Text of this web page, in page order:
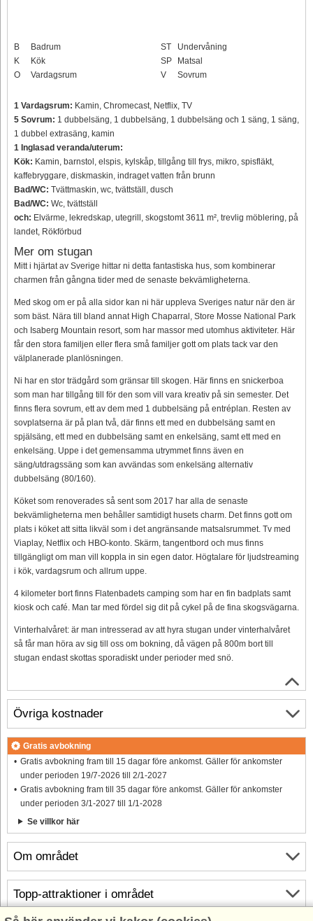
B
Badrum
K
Kök
O
Vardagsrum
ST
Undervåning
SP
Matsal
V
Sovrum
1 Vardagsrum: Kamin, Chromecast, Netflix, TV
5 Sovrum: 1 dubbelsäng, 1 dubbelsäng, 1 dubbelsäng och 1 säng, 1 säng,
1 dubbel extrasäng, kamin
1 Inglasad veranda/uterum:
Kök: Kamin, barnstol, elspis, kylskåp, tillgång till frys, mikro, spisfläkt,
kaffebryggare, diskmaskin, indraget vatten från brunn
Bad/WC: Tvättmaskin, wc, tvättställ, dusch
Bad/WC: Wc, tvättställ
och: Elvärme, lekredskap, utegrill, skogstomt 3611 m², trevlig möblering, på
landet, Rökförbud
Mer om stugan
Mitt i hjärtat av Sverige hittar ni detta fantastiska hus, som kombinerar
charmen från gångna tider med de senaste bekvämligheterna.
Med skog om er på alla sidor kan ni här uppleva Sveriges natur när den är
som bäst. Nära till bland annat High Chaparral, Store Mosse National Park
och Isaberg Mountain resort, som har massor med utomhus aktiviteter. Här
får den stora familjen eller flera små familjer gott om plats tack var den
välplanerade planlösningen.
Ni har en stor trädgård som gränsar till skogen. Här finns en snickerboa
som man har tillgång till för den som vill vara kreativ på sin semester. Det
finns flera sovrum, ett av dem med 1 dubbelsäng på entréplan. Resten av
sovplatserna är på plan två, där finns ett med en dubbelsäng samt en
spjälsäng, ett med en dubbelsäng samt en enkelsäng, samt ett med en
enkelsäng. Uppe i det gemensamma utrymmet finns även en
säng/utdragssäng som kan avvändas som enkelsäng alternativ
dubbelsäng (80/160).
Köket som renoverades så sent som 2017 har alla de senaste
bekvämligheterna men behåller samtidigt husets charm. Det finns gott om
plats i köket att sitta likväl som i det angränsande matsalsrummet. Tv med
Viaplay, Netflix och HBO-konto. Skärm, tangentbord och mus finns
tillgängligt om man vill koppla in sin egen dator. Högtalare för ljudstreaming
i kök, vardagsrum och allrum uppe.
4 kilometer bort finns Flatenbadets camping som har en fin badplats samt
kiosk och café. Man tar med fördel sig dit på cykel på de fina skogsvägarna.
Vinterhalvåret: är man intresserad av att hyra stugan under vinterhalvåret
så får man höra av sig till oss om bokning, då vägen på 800m bort till
stugan endast skottas sporadiskt under perioder med snö.
Om området
Övriga kostnader
Gratis avbokning
Gratis avbokning fram till 15 dagar före ankomst. Gäller för ankomster
under perioden 19/7-2026 till 2/1-2027
Gratis avbokning fram till 35 dagar före ankomst. Gäller för ankomster
under perioden 3/1-2027 till 1/1-2028
Se villkor här
Topp-attraktioner i området